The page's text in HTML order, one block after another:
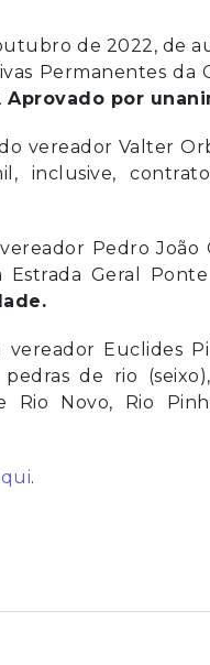
de 2022, de
Permanentes da
Aprovado por
vereador Valter
inclusive,
Pedro
Geral
Euclides
de rio
Rio Novo, Rio
.